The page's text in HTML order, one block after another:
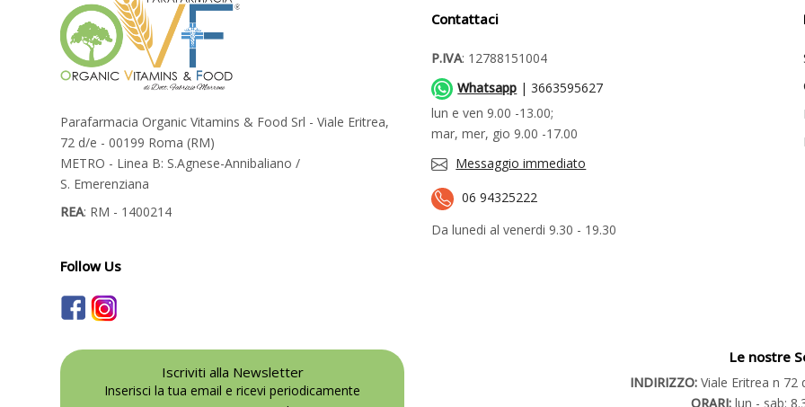
Parafarmacia Organic Vitamins & Food Srl - Viale Eritrea,
72 d/e - 00199 Roma (RM)
METRO - Linea B: S.Agnese-Annibaliano /
S. Emerenziana
REA: RM - 1400214
Contattaci
P.IVA: 12788151004
Whatsapp | 3663595627
lun e ven 9.00 -13.00;
mar, mer, gio 9.00 -17.00
Messaggio immediato
06 94325222
Da lunedi al venerdi 9.30 - 19.30
Follow Us
Iscriviti alla Newsletter
Inserisci la tua email e ricevi periodicamente
Le nostre
INDIRIZZO: Viale Eritrea n 72
ORARI: lun - sab: